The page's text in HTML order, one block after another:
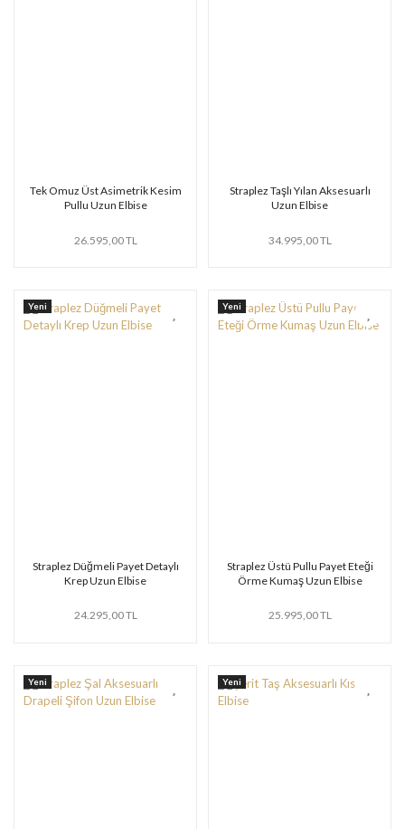
Tek Omuz Üst Asimetrik Kesim
Pullu Uzun Elbise
26.595,00 TL
Straplez Taşlı Yılan Aksesuarlı
Uzun Elbise
34.995,00 TL
Yeni
Straplez Düğmeli Payet Detaylı
Krep Uzun Elbise
24.295,00 TL
Yeni
Straplez Üstü Pullu Payet Eteği
Örme Kumaş Uzun Elbise
25.995,00 TL
Yeni Yeni